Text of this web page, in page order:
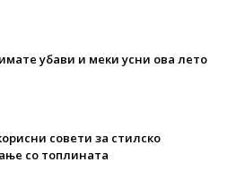
убави и меки усни ова лето
совети за стилско
со топлината